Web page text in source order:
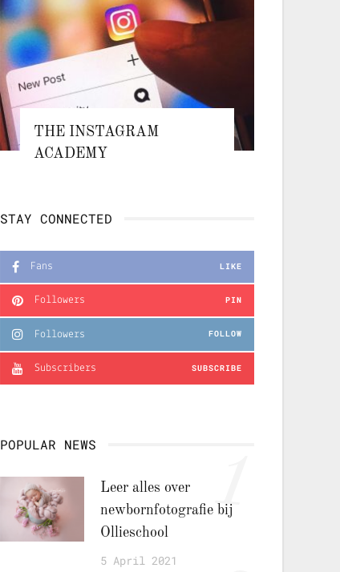
THE INSTAGRAM
ACADEMY
STAY CONNECTED
Fans LIKE
Followers PIN
Followers FOLLOW
Subscribers SUBSCRIBE
POPULAR NEWS
Leer alles over
newbornfotografie bij
Ollieschool
5 April 2021
1